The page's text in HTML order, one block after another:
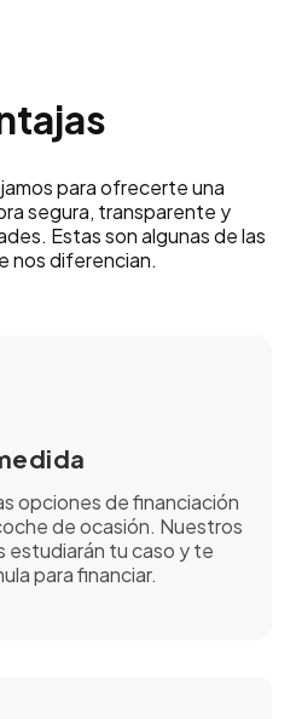
para ofrecerte una
segura, transparente y
Estas son algunas de las
nos diferencian.
opciones de financiación
de ocasión. Nuestros
estudiarán tu caso y te
para financiar.